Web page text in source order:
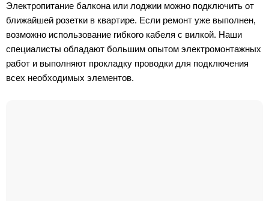
Электропитание балкона или лоджии можно подключить от
ближайшей розетки в квартире. Если ремонт уже выполнен,
возможно использование гибкого кабеля с вилкой. Наши
специалисты обладают большим опытом электромонтажных
работ и выполняют прокладку проводки для подключения
всех необходимых элементов.